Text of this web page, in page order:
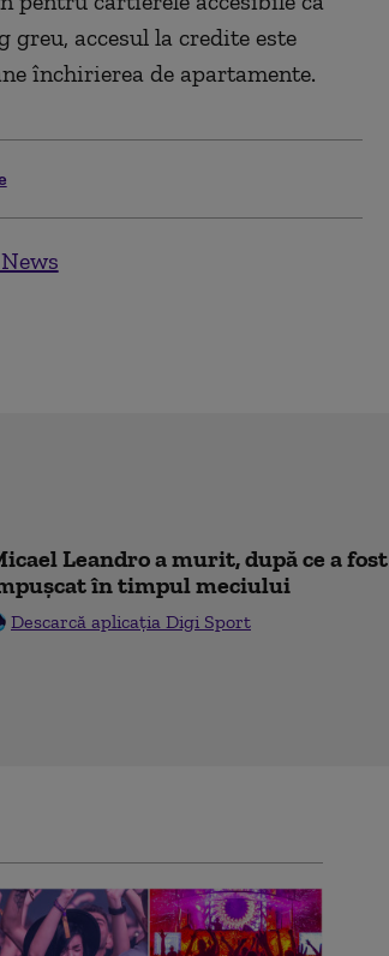
accesul la credite este
închirierea de apartamente.
Leandro a murit, după ce a fost
în timpul meciului
Descarcă aplicația Digi Sport